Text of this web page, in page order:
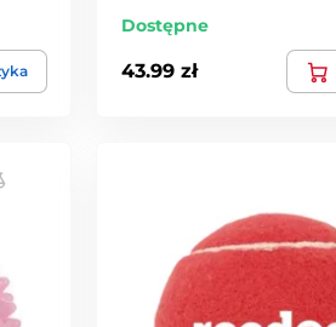
Dostępne
43.99 zł